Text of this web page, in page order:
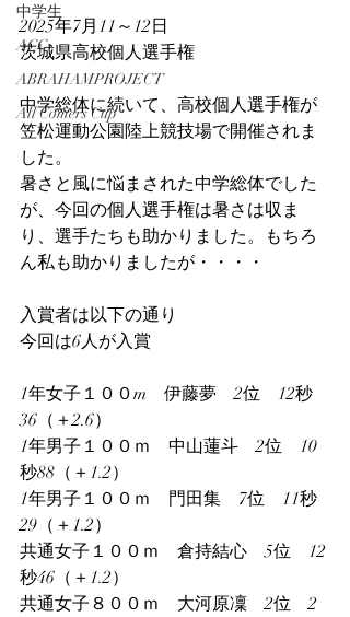
中学生
ACC
ABRAHAMPROJECT
All Comers Cup
2025年7月11～12日
茨城県高校個人選手権
中学総体に続いて、高校個人選手権が
笠松運動公園陸上競技場で開催されま
した。
暑さと風に悩まされた中学総体でした
が、今回の個人選手権は暑さは収ま
り、選手たちも助かりました。もちろ
ん私も助かりましたが・・・・
入賞者は以下の通り
今回は6人が入賞
1年女子１００m　伊藤夢　2位　12秒
36（＋2.6）
1年男子１００ｍ　中山蓮斗　2位　10
秒88（＋1.2）
1年男子１００ｍ　門田集　7位　11秒
29（＋1.2）
共通女子１００ｍ　倉持結心　5位　12
秒46（＋1.2）
共通女子８００ｍ　大河原凜　2位　2